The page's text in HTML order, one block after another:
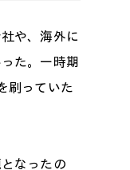
や、海外に
た。一時期
刷っていた
なったの